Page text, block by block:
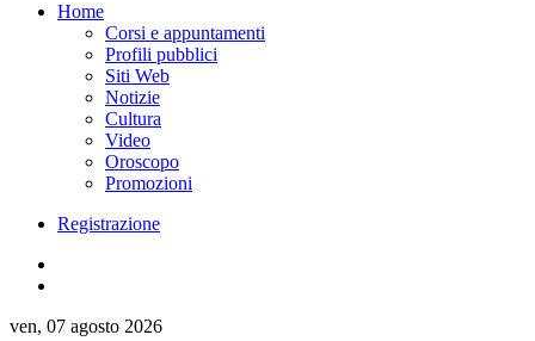
Home
Corsi e appuntamenti
Profili pubblici
Siti Web
Notizie
Cultura
Video
Oroscopo
Promozioni
Registrazione
ven, 07 agosto 2026